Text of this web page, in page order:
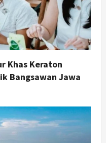
Khas Keraton
Bangsawan Jawa